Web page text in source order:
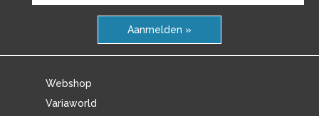
Aanmelden »
Webshop
Variaworld